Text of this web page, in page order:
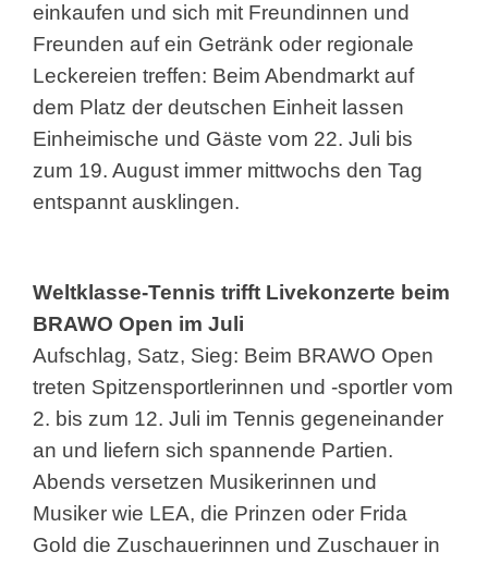
einkaufen und sich mit Freundinnen und
Freunden auf ein Getränk oder regionale
Leckereien treffen: Beim Abendmarkt auf
dem Platz der deutschen Einheit lassen
Einheimische und Gäste vom 22. Juli bis
zum 19. August immer mittwochs den Tag
entspannt ausklingen.
Weltklasse-Tennis trifft Livekonzerte beim
BRAWO Open im Juli
Aufschlag, Satz, Sieg: Beim BRAWO Open
treten Spitzensportlerinnen und -sportler vom
2. bis zum 12. Juli im Tennis gegeneinander
an und liefern sich spannende Partien.
Abends versetzen Musikerinnen und
Musiker wie LEA, die Prinzen oder Frida
Gold die Zuschauerinnen und Zuschauer in